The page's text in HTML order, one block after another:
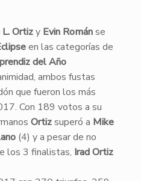
L. Ortizy Evin Románse
en las categorías de
del Año
ambos fustas
que fueron los más
Con 189 votos a su
Ortizsuperó a Mike
(4) y a pesar de no
los 3 finalistas, Irad Ortiz